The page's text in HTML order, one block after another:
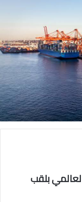
بلقب